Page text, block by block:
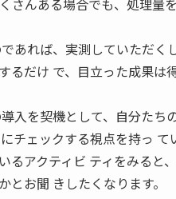
さんある場合でも、処理量
あれば、実測していただく
るだけ で、目立った成果は
入を契機として、自分たち
チェックする視点を持っ て
るアクティビ ティをみると
お聞 きしたくなります。